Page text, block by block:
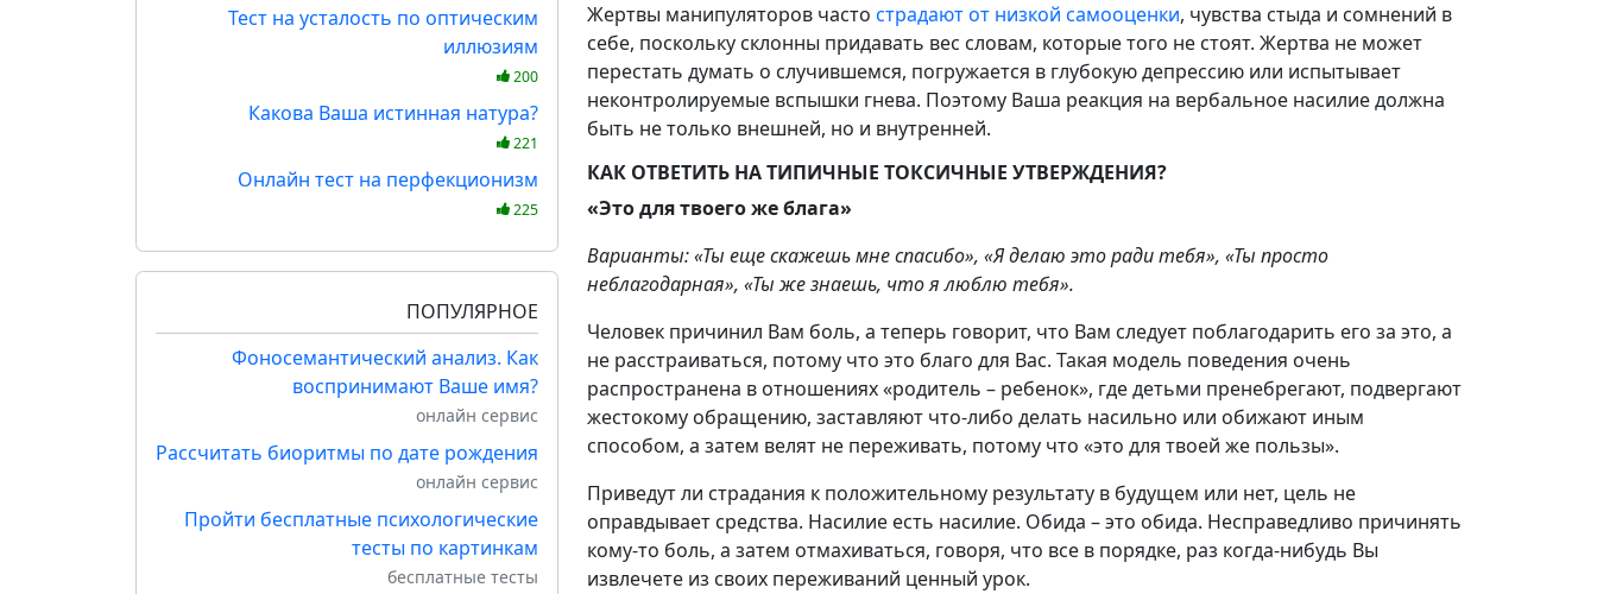
Тест на усталость по оптическим
иллюзиям
200
Какова Ваша истинная натура?
221
Онлайн тест на перфекционизм
225
ПОПУЛЯРНОЕ
Фоносемантический анализ. Как
воспринимают Ваше имя?
онлайн сервис
Рассчитать биоритмы по дате рождения
онлайн сервис
Пройти бесплатные психологические
тесты по картинкам
бесплатные тесты
Жертвы манипуляторов часто страдают от низкой самооценки, чувства стыда и сомнений в
себе, поскольку склонны придавать вес словам, которые того не стоят. Жертва не может
перестать думать о случившемся, погружается в глубокую депрессию или испытывает
неконтролируемые вспышки гнева. Поэтому Ваша реакция на вербальное насилие должна
быть не только внешней, но и внутренней.
КАК ОТВЕТИТЬ НА ТИПИЧНЫЕ ТОКСИЧНЫЕ УТВЕРЖДЕНИЯ?
«Это для твоего же блага»
Варианты: «Ты еще скажешь мне спасибо», «Я делаю это ради тебя», «Ты просто
неблагодарная», «Ты же знаешь, что я люблю тебя».
Человек причинил Вам боль, а теперь говорит, что Вам следует поблагодарить его за это, а
не расстраиваться, потому что это благо для Вас. Такая модель поведения очень
распространена в отношениях «родитель – ребенок», где детьми пренебрегают, подвергают
жестокому обращению, заставляют что-либо делать насильно или обижают иным
способом, а затем велят не переживать, потому что «это для твоей же пользы».
Приведут ли страдания к положительному результату в будущем или нет, цель не
оправдывает средства. Насилие есть насилие. Обида – это обида. Несправедливо причинять
кому-то боль, а затем отмахиваться, говоря, что все в порядке, раз когда-нибудь Вы
извлечете из своих переживаний ценный урок.